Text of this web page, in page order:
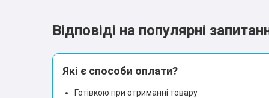
Відповіді на популярні
Які є способи оплати?
Готівкою при отриманні товару